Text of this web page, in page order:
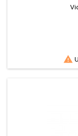
